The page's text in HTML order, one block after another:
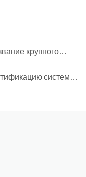
крупного
системы